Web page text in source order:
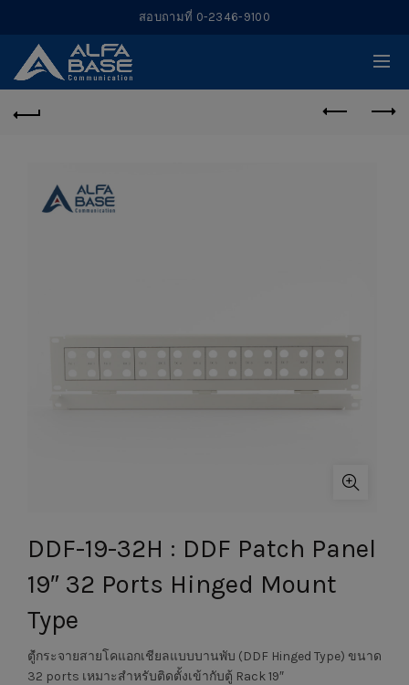
สอบถามที่ 0-2346-9100
DDF-19-32H : DDF Patch Panel
19″ 32 Ports Hinged Mount
Type
ตํู้กระจายสายโคแอกเชียลแบบบานพับ (DDF Hinged Type) ขนาด
32 ports เหมาะสำหรับติดตั้งเข้ากับตู้ Rack 19″